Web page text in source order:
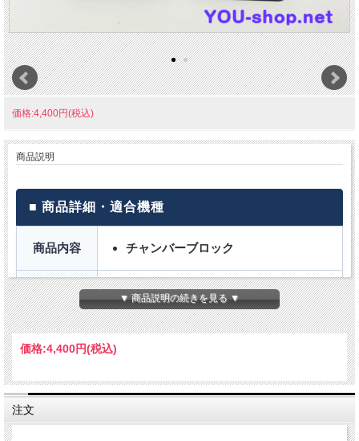
価格:4,400円(税込)
商品説明
■ 商品詳細・適合機種
商品内容 チャンバーブロック
適合機種
●HP-30GJL
●HP-40GJL
ご注意
チャンバーブロックのゴムは常に振動して
定期的な交換をおすすめします。
▼ 商品説明の続きを見る ▼
価格:4,400円(税込)
注文